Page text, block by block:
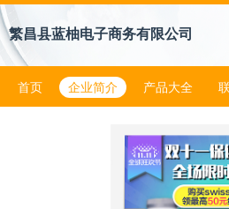
繁昌县蓝柚电子商务有限公司
首页 企业简介 产品大全